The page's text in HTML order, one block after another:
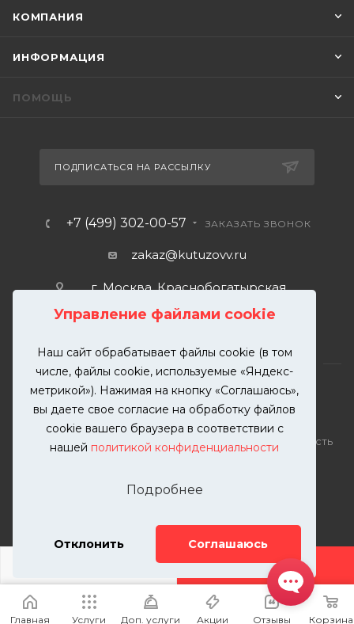
Управление файлами cookie
Наш сайт обрабатывает файлы cookie (в том
числе, файлы cookie, используемые «Яндекс-
метрикой»). Нажимая на кнопку «Соглашаюсь»,
вы даете свое согласие на обработку файлов
cookie вашего браузера в соответствии с
нашей политикой конфиденциальности
Подробнее
Отклонить Соглашаюсь
ДОБАВИТЬ УСЛУГУ
КОМПАНИЯ
ИНФОРМАЦИЯ
ПОМОЩЬ
ПОДПИСАТЬСЯ НА РАССЫЛКУ
+7 (499) 302-00-57 ЗАКАЗАТЬ ЗВОНОК
zakaz@kutuzovv.ru
г. Москва, Краснобогатырская
2026 © KUTUZOVV | Кузовной ремонт и покраска
автомобилей. Вся информация на сайте – собственность
разрешения запрещена. Все права защищены.
Телефон: 8(499)-302-00-57
Главная Услуги Доп. услуги Акции Отзывы Корзина